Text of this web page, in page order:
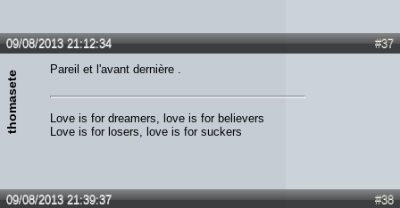
#37
09/08/2013 21:12:34
thomasete
Pareil et l'avant dernière .
Love is for dreamers, love is for believers
Love is for losers, love is for suckers
#38
09/08/2013 21:39:37